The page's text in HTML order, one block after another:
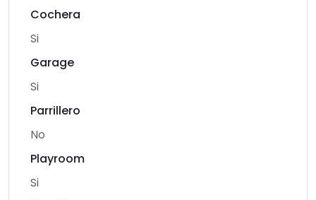
Cochera
Si
Garage
Si
Parrillero
No
Playroom
Si